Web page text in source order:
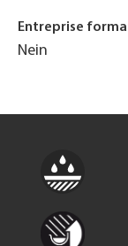
Entreprise
Nein